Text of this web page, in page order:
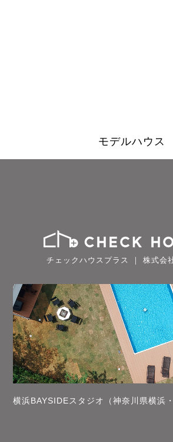
モデルハウス
チェックハウスプラス ｜ 株式会
横浜BAYSIDEスタジオ（神奈川県横浜